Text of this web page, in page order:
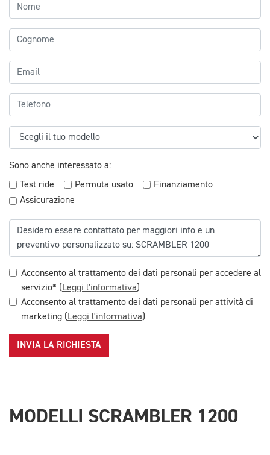
Sono anche interessato a:
Test ride
Permuta usato
Finanziamento
Assicurazione
Acconsento al trattamento dei dati personali per accedere al
servizio* (Leggi l'informativa)
Acconsento al trattamento dei dati personali per attività di
marketing (Leggi l'informativa)
INVIA LA RICHIESTA
MODELLI SCRAMBLER 1200